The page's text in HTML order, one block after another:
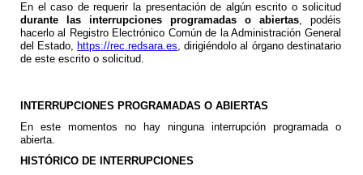
En el caso de requerir la presentación de algún escrito o solicitud
durante las interrupciones programadas o abiertas, podéis
hacerlo al Registro Electrónico Común de la Administración General
del Estado, https://rec.redsara.es, dirigiéndolo al órgano destinatario
de este escrito o solicitud.
INTERRUPCIONES PROGRAMADAS O ABIERTAS
En este momentos no hay ninguna interrupción programada o
abierta.
HISTÓRICO DE INTERRUPCIONES